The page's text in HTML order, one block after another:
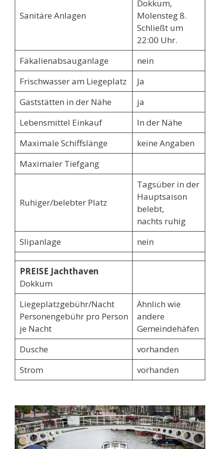
Sanitäre Anlagen
Dokkum,
Molensteg 8.
Schließt um
22:00 Uhr.
Fäkalienabsauganlage
nein
Frischwasser am Liegeplatz
Ja
Gaststätten in der Nähe
ja
Lebensmittel Einkauf
In der Nähe
Maximale Schiffslänge
keine Angaben
Maximaler Tiefgang
Ruhiger/belebter Platz
Tagsüber in der
Hauptsaison
belebt,
nachts ruhig
Slipanlage
nein
PREISE Jachthaven
Dokkum
Liegeplatzgebühr/Nacht
Personengebühr pro Person
je Nacht
Ähnlich wie
andere
Gemeindehäfen
Dusche
vorhanden
Strom
vorhanden